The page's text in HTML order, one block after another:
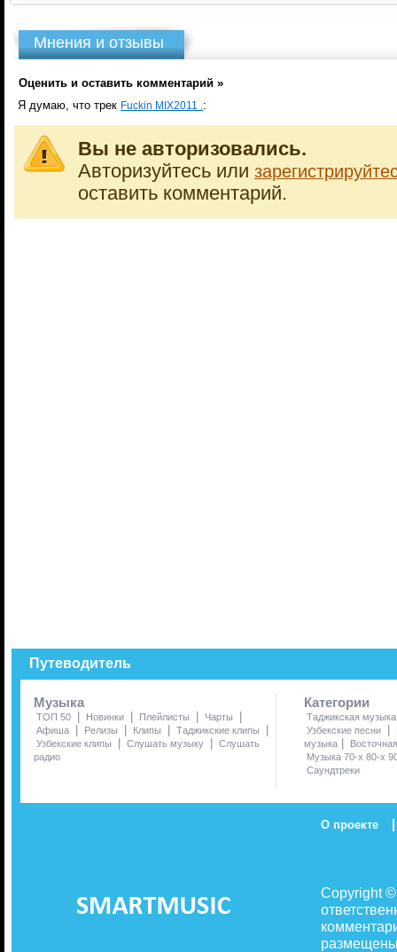
Мнения и отзывы
Оценить и оставить комментарий »
Я думаю, что трек Fuckin MIX2011 .:
Вы не авторизовались.
Авторизуйтесь или
оставить комментарий.
Путеводитель
Музыка
ТОП 50 | Новинки | Плейлисты | Чарты |
Афиша | Релизы | Клипы | Таджикские клипы |
Узбекские клипы | Слушать музыку | Слушать
радио
Категории
Таджикская музыка
Узбекские песни
|
музыка |
Музыка 70-х 80-х
Саундтреки
О проекте |
Copyright
размещены